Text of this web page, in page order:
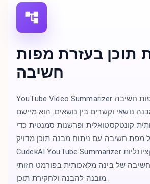
תוכן בעזרת מפות
חשיבה
YouTube Video Summarizer הופך תוכן וידאו למפות חשיבה
נושאי וקשרים בין נושאים. הוא מיישם
קונטקסטואלית ופרשנות סמנטית כדי
מפת חשיבה עם ניתוח מבנה תוכן מדויק.
CudekAI YouTube Summarizer מספק פונקציונליות
של בינה מלאכותית בפורמט חזותי
מובנה להבנה ולחקירת תוכן.